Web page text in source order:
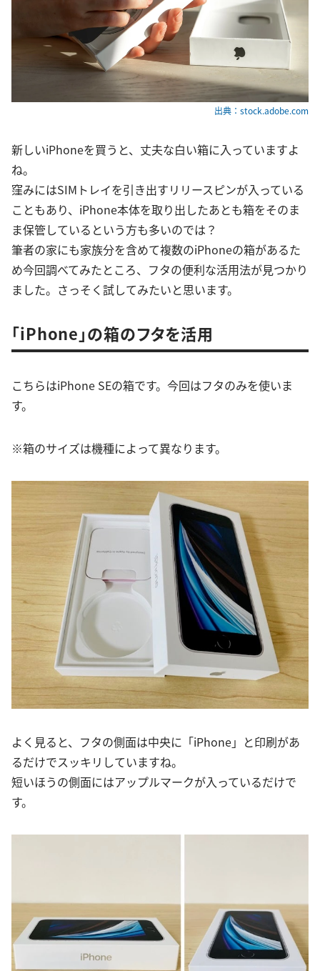
出典：stock.adobe.com
新しいiPhoneを買うと、丈夫な白い箱に入っていますよ
ね。
窪みにはSIMトレイを引き出すリリースピンが入っている
こともあり、iPhone本体を取り出したあとも箱をそのま
ま保管しているという方も多いのでは？
筆者の家にも家族分を含めて複数のiPhoneの箱があるた
め今回調べてみたところ、フタの便利な活用法が見つかり
ました。さっそく試してみたいと思います。
「iPhone」の箱のフタを活用
こちらはiPhone SEの箱です。今回はフタのみを使いま
す。
※箱のサイズは機種によって異なります。
よく見ると、フタの側面は中央に「iPhone」と印刷があ
るだけでスッキリしていますね。
短いほうの側面にはアップルマークが入っているだけで
す。